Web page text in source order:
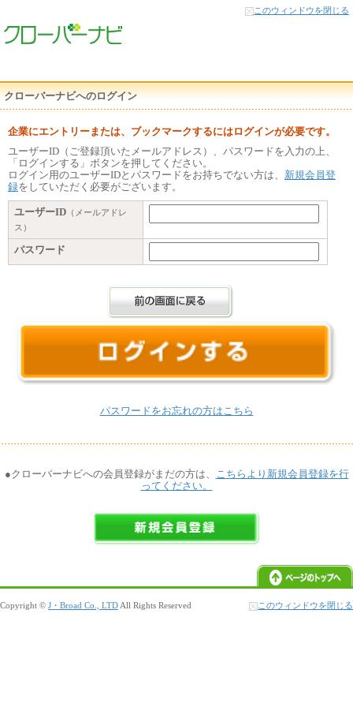
へ
このウィンドウを閉じる
クローバーナビへのログイン
企業にエントリーまたは、ブックマークするにはログインが必要です。
ユーザーID（ご登録頂いたメールアドレス）、パスワードを入力の上、
「ログインする」ボタンを押してください。
ログイン用のユーザーIDとパスワードをお持ちでない方は、 新規会員登
録をしていただく必要がございます。
ユーザーID （メールアドレ
ス）
パスワード
パスワードをお忘れの方はこちら
●クローバーナビへの会員登録がまだの方は、 こちらより新規会員登録を行
ってください。
Copyright © J・Broad Co., LTD All Rights Reserved このウィンドウを閉じる